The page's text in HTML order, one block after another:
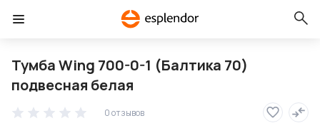
Тумба Wing 700-0-1 (Балтика 70)
подвесная белая
0 отзывов